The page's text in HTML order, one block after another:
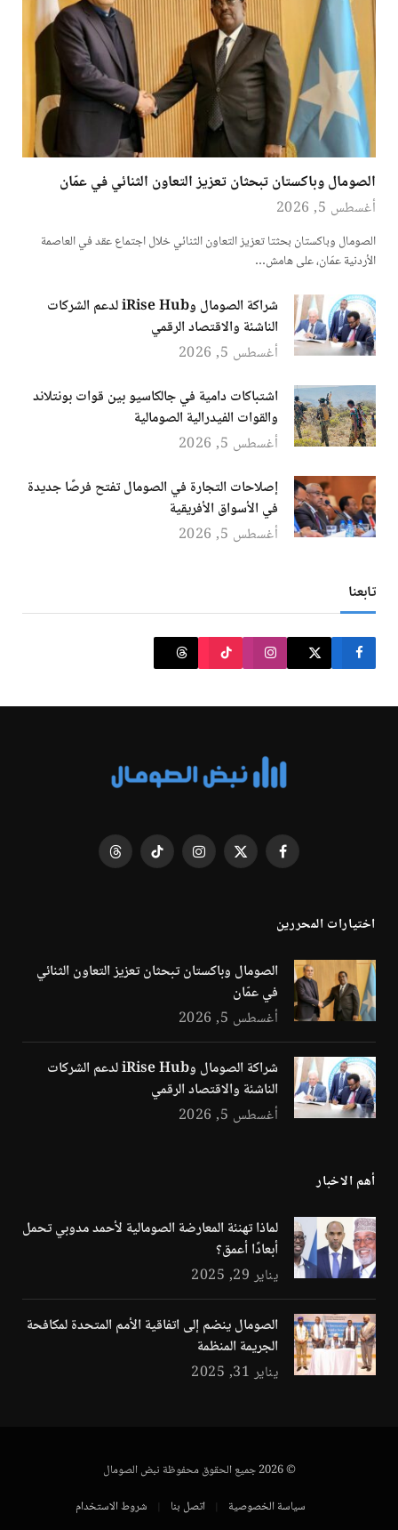
الصومال وباكستان تبحثان تعزيز التعاون الثنائي في عمّان
أغسطس 5, 2026
الصومال وباكستان بحثتا تعزيز التعاون الثنائي خلال اجتماع عقد في العاصمة
الأردنية عمّان، على هامش…
شراكة الصومال وiRise Hub لدعم الشركات
الناشئة والاقتصاد الرقمي
أغسطس 5, 2026
اشتباكات دامية في جالكاسيو بين قوات بونتلاند
والقوات الفيدرالية الصومالية
أغسطس 5, 2026
إصلاحات التجارة في الصومال تفتح فرصًا جديدة
في الأسواق الأفريقية
أغسطس 5, 2026
تابعنا
فيسبوك X
الانستغرامتيكتوك Threads
اختيارات المحررين
الصومال وباكستان تبحثان تعزيز التعاون الثنائي
في عمّان
أغسطس 5, 2026
شراكة الصومال وiRise Hub لدعم الشركات
الناشئة والاقتصاد الرقمي
أغسطس 5, 2026
أهم الاخبار
لماذا تهنئة المعارضة الصومالية لأحمد مدوبي تحمل
أبعادًا أعمق؟
يناير 29, 2025
الصومال ينضم إلى اتفاقية الأمم المتحدة لمكافحة
الجريمة المنظمة
يناير 31, 2025
© 2026 جميع الحقوق محفوظة نبض الصومال
سياسة الخصوصية
اتصل بنا شروط الاستخدام